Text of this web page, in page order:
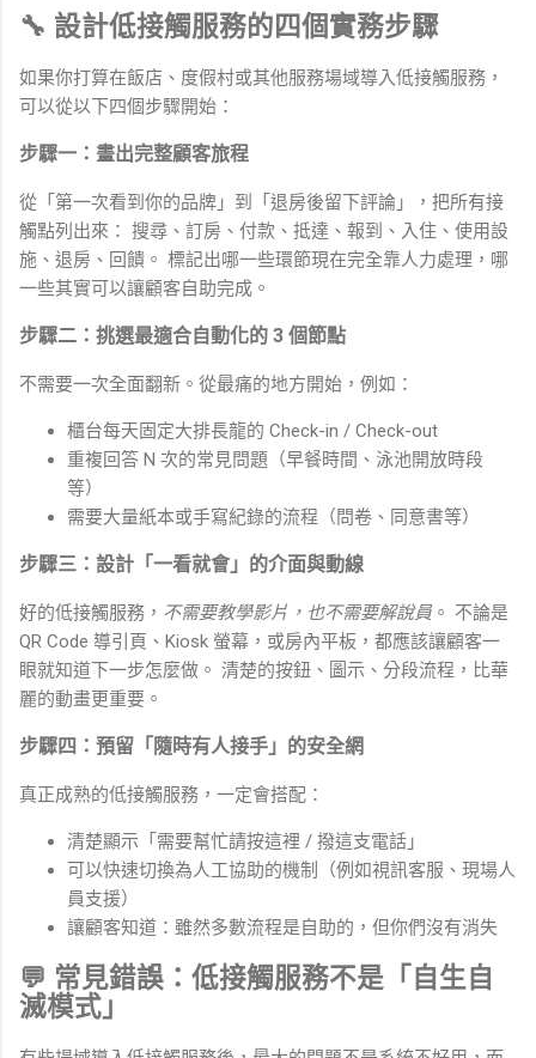
🔧 設計低接觸服務的四個實務步驟
如果你打算在飯店、度假村或其他服務場域導入低接觸服務，
可以從以下四個步驟開始：
步驟一：畫出完整顧客旅程
從「第一次看到你的品牌」到「退房後留下評論」，把所有接
觸點列出來： 搜尋、訂房、付款、抵達、報到、入住、使用設
施、退房、回饋。 標記出哪一些環節現在完全靠人力處理，哪
一些其實可以讓顧客自助完成。
步驟二：挑選最適合自動化的 3 個節點
不需要一次全面翻新。從最痛的地方開始，例如：
櫃台每天固定大排長龍的 Check-in / Check-out
重複回答 N 次的常見問題（早餐時間、泳池開放時段
等）
需要大量紙本或手寫紀錄的流程（問卷、同意書等）
步驟三：設計「一看就會」的介面與動線
好的低接觸服務， 不需要教學影片，也不需要解說員 。 不論是
QR Code 導引頁、Kiosk 螢幕，或房內平板，都應該讓顧客一
眼就知道下一步怎麼做。 清楚的按鈕、圖示、分段流程，比華
麗的動畫更重要。
步驟四：預留「隨時有人接手」的安全網
真正成熟的低接觸服務，一定會搭配：
清楚顯示「需要幫忙請按這裡 / 撥這支電話」
可以快速切換為人工協助的機制（例如視訊客服、現場人
員支援）
讓顧客知道：雖然多數流程是自助的，但你們沒有消失
💬 常見錯誤：低接觸服務不是「自生自
滅模式」